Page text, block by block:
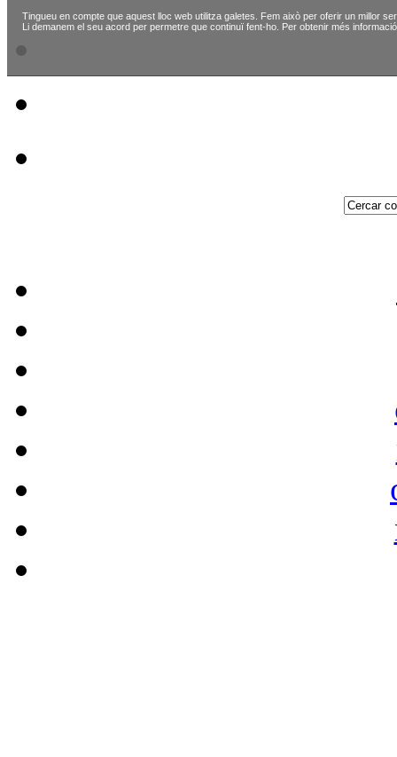
Tingueu en compte que aquest lloc web utilitza galetes. Fem això per oferir un millor
Li demanem el seu acord per permetre que continuï fent-ho. Per obtenir més